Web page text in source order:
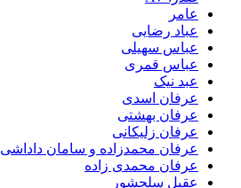
عامر
عباد رضایی
عباس سهیلی
عباس قمری
عبد نیک
عرفان اسدی
عرفان بهشتی
عرفان زلیکانی
عرفان محمدزاده و سامان داداشی
عرفان محمدی زاده
عقیل سلحشور